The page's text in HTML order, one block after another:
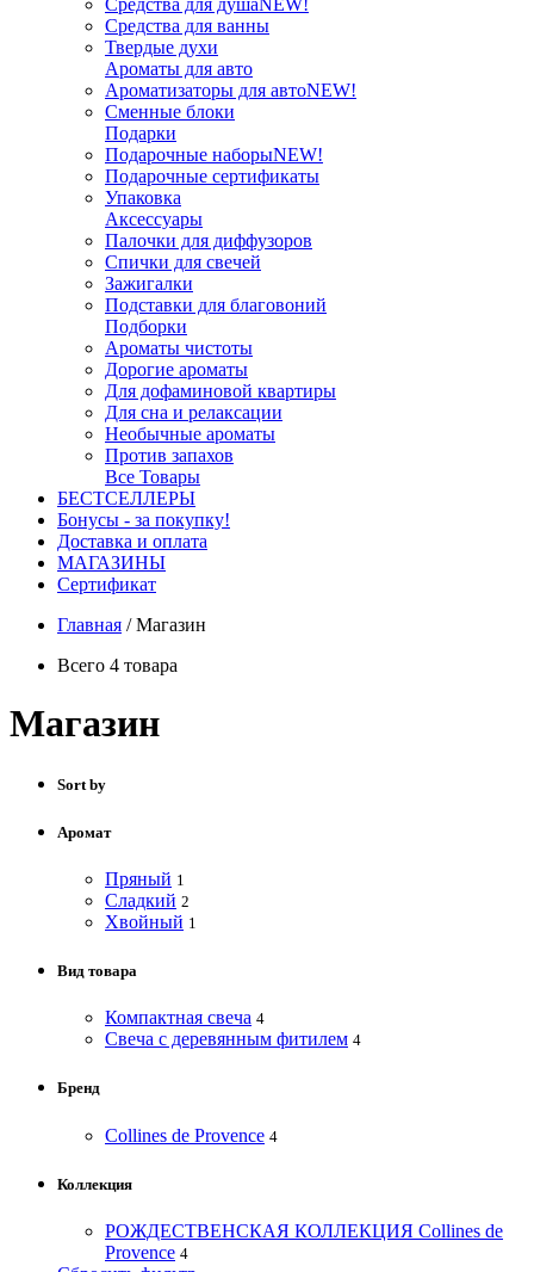
Средства для душаNEW!
Средства для ванны
Твердые духи
Ароматы для авто
Ароматизаторы для автоNEW!
Сменные блоки
Подарки
Подарочные наборыNEW!
Подарочные сертификаты
Упаковка
Аксессуары
Палочки для диффузоров
Спички для свечей
Зажигалки
Подставки для благовоний
Подборки
Ароматы чистоты
Дорогие ароматы
Для дофаминовой квартиры
Для сна и релаксации
Необычные ароматы
Против запахов
Все Товары
БЕСТСЕЛЛЕРЫ
Бонусы - за покупку!
Доставка и оплата
МАГАЗИНЫ
Cертификат
Главная /Магазин
Всего 4 товара
Магазин
Sort by
Аромат
Пряный 1
Сладкий 2
Хвойный 1
Вид товара
Компактная свеча 4
Свеча с деревянным фитилем 4
Бренд
Collines de Provence 4
Коллекция
РОЖДЕСТВЕНСКАЯ КОЛЛЕКЦИЯ Collines de
Provence 4